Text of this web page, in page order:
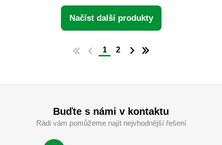
Načíst další produkty
1 2
Buďte s námi v kontaktu
Rádi vám pomůžeme najít nejvhodnější řešení